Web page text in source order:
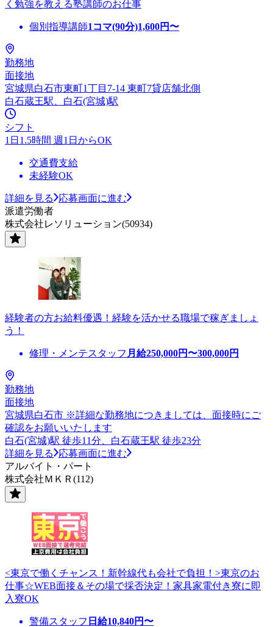
く勉強を教える塾講師のお仕事
個別指導講師1コマ(90分)1,600円〜
勤務地
面接地
宮城県白石市東町1丁目7-14 東町7貸店舗北側
白石蔵王駅、白石(宮城)駅
シフト
1日1.5時間 週1日からOK
交通費支給
未経験OK
詳細を見る
応募画面に進む
派遣労働者
株式会社レソリューション(50934)
経験者の方お給料優遇！経験を活かせる職場で稼ぎましょ
う！
修理・メンテスタッフ 月給250,000円〜300,000円
勤務地
面接地
宮城県白石市 ※詳細な勤務地につきましては、面接時にご
確認をお願いいたします
白石(宮城)駅 徒歩11分、白石蔵王駅 徒歩23分
詳細を見る
応募画面に進む
アルバイト・パート
株式会社ＭＫＲ(112)
<東京で働くチャンス！新幹線代も会社で負担！>東京のお
仕事☆WEB面接＆その場で採否決定！家具家電付き寮に即
入寮OK
警備スタッフ 日給10,840円〜